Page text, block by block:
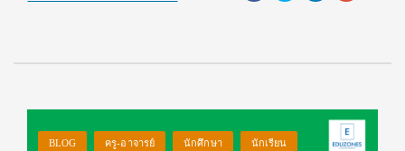
BLOG ครู-อาจารย์ นักศึกษา นักเรียน